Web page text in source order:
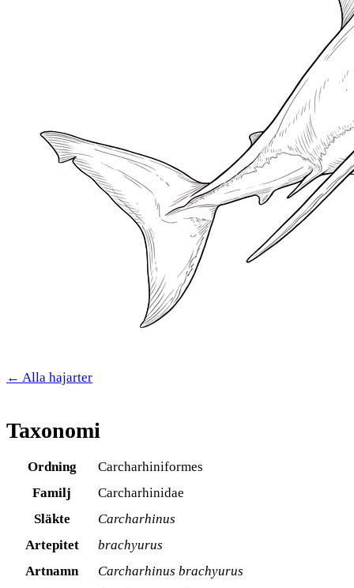
← Alla hajarter
Taxonomi
Ordning
Carcharhiniformes
Familj
Carcharhinidae
Släkte
Carcharhinus
Artepitet
brachyurus
Artnamn
Carcharhinus brachyurus